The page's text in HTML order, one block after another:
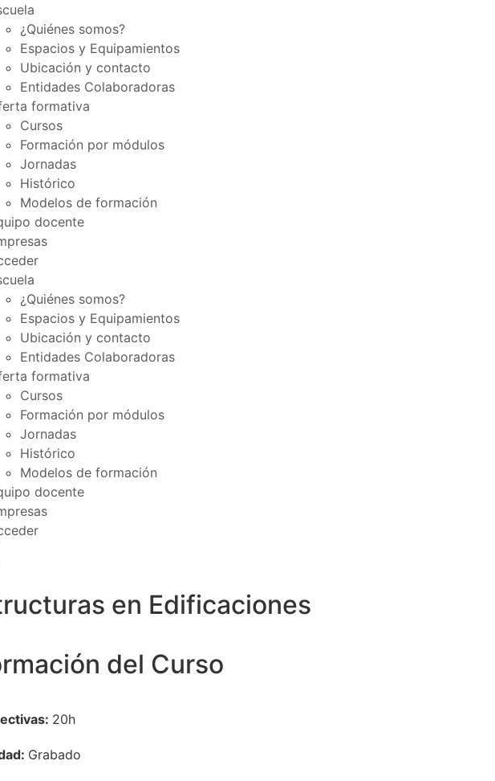
¿Quiénes somos?
Espacios y Equipamientos
Ubicación y contacto
Entidades Colaboradoras
formativa
Cursos
Formación por módulos
Jornadas
Histórico
Modelos de formación
docente
¿Quiénes somos?
Espacios y Equipamientos
Ubicación y contacto
Entidades Colaboradoras
formativa
Cursos
Formación por módulos
Jornadas
Histórico
Modelos de formación
docente
en Edificaciones
del Curso
20h
Grabado